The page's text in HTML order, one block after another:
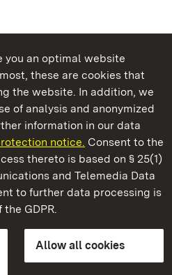
you an optimal website
these are cookies that
the website. In addition, we
of analysis and anonymized
information in our data
notice. Consent to the
thereto is based on § 25(1)
and Telemedia Data
to further data processing is
GDPR.
Allow all cookies
of Baden-Wuerttemberg
Baden‑Württemberg
of Baden-Wuerttemberg